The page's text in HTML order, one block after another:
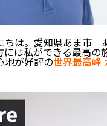
ちは。愛知県あま市
には私ができる最高
地が好評の世界最高峰